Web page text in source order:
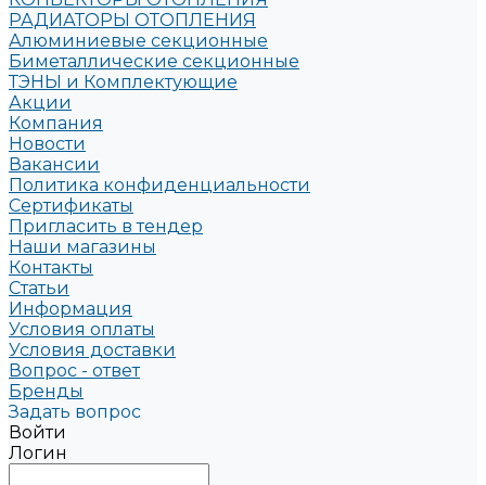
РАДИАТОРЫ ОТОПЛЕНИЯ
Алюминиевые секционные
Биметаллические секционные
ТЭНЫ и Комплектующие
Акции
Компания
Новости
Вакансии
Политика конфиденциальности
Сертификаты
Пригласить в тендер
Наши магазины
Контакты
Статьи
Информация
Условия оплаты
Условия доставки
Вопрос - ответ
Бренды
Задать вопрос
Войти
Логин